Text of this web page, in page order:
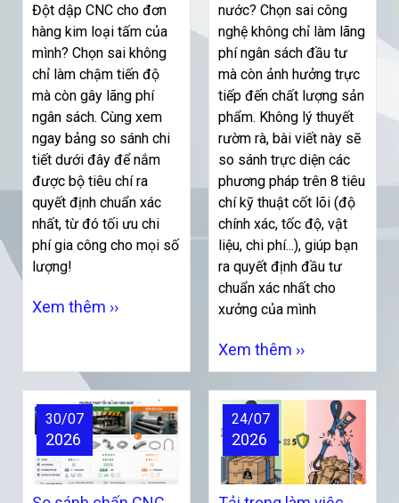
Nghiệm Lựa Chọn
Đột dập CNC cho đơn
hàng kim loại tấm của
mình? Chọn sai không
chỉ làm chậm tiến độ
mà còn gây lãng phí
ngân sách. Cùng xem
ngay bảng so sánh chi
tiết dưới đây để nắm
được bộ tiêu chí ra
quyết định chuẩn xác
nhất, từ đó tối ưu chi
phí gia công cho mọi số
lượng!
Xem thêm ››
nước? Chọn sai công
nghệ không chỉ làm lãng
phí ngân sách đầu tư
mà còn ảnh hưởng trực
tiếp đến chất lượng sản
phẩm. Không lý thuyết
rườm rà, bài viết này sẽ
so sánh trực diện các
phương pháp trên 8 tiêu
chí kỹ thuật cốt lõi (độ
chính xác, tốc độ, vật
liệu, chi phí...), giúp bạn
ra quyết định đầu tư
chuẩn xác nhất cho
xưởng của mình
Xem thêm ››
30/07
2026
24/07
2026